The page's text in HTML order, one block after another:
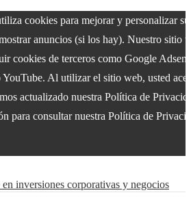
cookies para mejorar y personalizar su
anuncios (si los hay). Nuestro sitio
cookies de terceros como Google
Al utilizar el sitio web, usted
actualizado nuestra Política de
para consultar nuestra Política de
inversiones corporativas y negocios